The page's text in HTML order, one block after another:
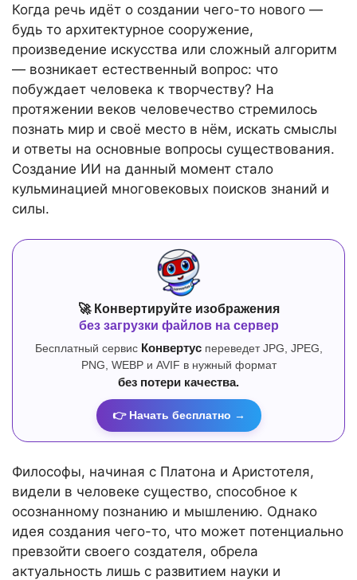
Когда речь идёт о создании чего-то нового —
будь то архитектурное сооружение,
произведение искусства или сложный алгоритм
— возникает естественный вопрос: что
побуждает человека к творчеству? На
протяжении веков человечество стремилось
познать мир и своё место в нём, искать смыслы
и ответы на основные вопросы существования.
Создание ИИ на данный момент стало
кульминацией многовековых поисков знаний и
силы.
🚀 Конвертируйте изображения
без загрузки файлов на сервер
Бесплатный сервис Конвертуспереведет JPG, JPEG,
PNG, WEBP и AVIF в нужный формат
без потери качества.
👉 Начать бесплатно →
Философы, начиная с Платона и Аристотеля,
видели в человеке существо, способное к
осознанному познанию и мышлению. Однако
идея создания чего-то, что может потенциально
превзойти своего создателя, обрела
актуальность лишь с развитием науки и